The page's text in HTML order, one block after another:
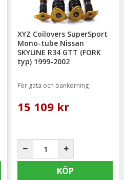
XYZ Coilovers SuperSport
Mono-tube Nissan
SKYLINE R34 GTT (FORK
typ) 1999-2002
För gata och bankörning
15 109 kr
KÖP